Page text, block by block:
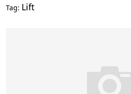
Tag: Lift